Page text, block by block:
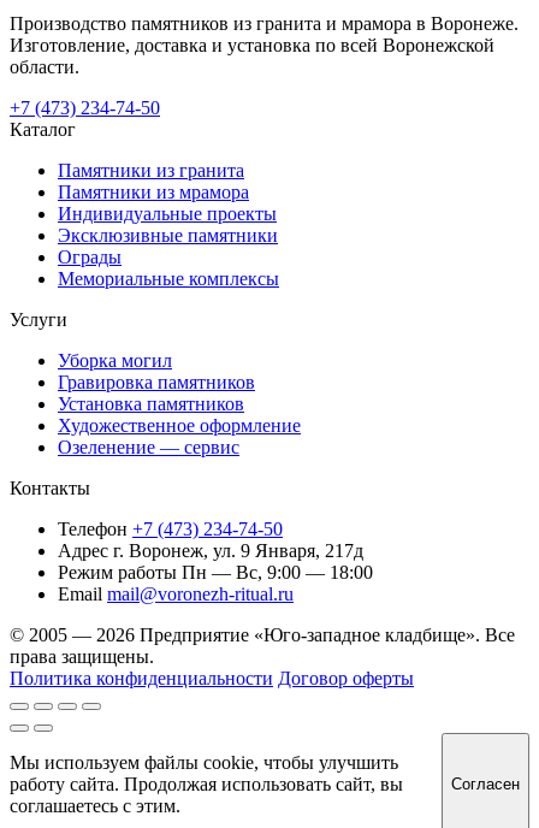
Производство памятников из гранита и мрамора в Воронеже.
Изготовление, доставка и установка по всей Воронежской
области.
+7 (473) 234-74-50
Каталог
Памятники из гранита
Памятники из мрамора
Индивидуальные проекты
Эксклюзивные памятники
Ограды
Мемориальные комплексы
Услуги
Уборка могил
Гравировка памятников
Установка памятников
Художественное оформление
Озеленение — сервис
Контакты
Телефон +7 (473) 234-74-50
Адрес г. Воронеж, ул. 9 Января, 217д
Режим работы Пн — Вс, 9:00 — 18:00
Email mail@voronezh-ritual.ru
© 2005 — 2026 Предприятие «Юго-западное кладбище». Все
права защищены.
Политика конфиденциальности Договор оферты
Мы используем файлы cookie, чтобы улучшить
работу сайта. Продолжая использовать сайт, вы
соглашаетесь с этим.
Согласен